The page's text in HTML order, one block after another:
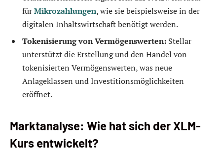
fürMikrozahlungen, wie sie beispielsweise in der
digitalen Inhaltswirtschaft benötigt werden.
Tokenisierung von Vermögenswerten: Stellar
unterstützt die Erstellung und den Handel von
tokenisierten Vermögenswerten, was neue
Anlageklassen und Investitionsmöglichkeiten
eröffnet.
Marktanalyse: Wie hat sich der XLM-
Kurs entwickelt?